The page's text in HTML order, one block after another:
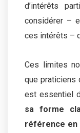
d’intérêts
considérer –
ces intérêts –
Ces limites
que praticiens
est essentiel
sa forme
référence en